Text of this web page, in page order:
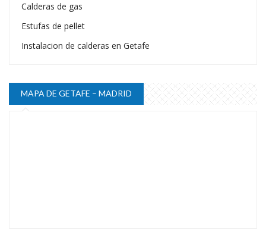
Calderas de gas
Estufas de pellet
Instalacion de calderas en Getafe
MAPA DE GETAFE – MADRID